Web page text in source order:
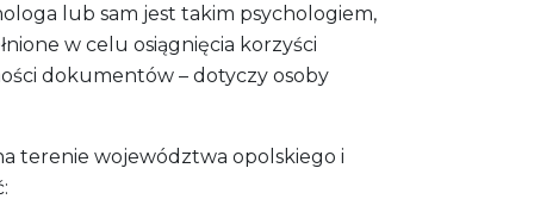
lub sam jest takim psychologiem,
w celu osiągnięcia korzyści
dokumentów – dotyczy osoby
terenie województwa opolskiego i